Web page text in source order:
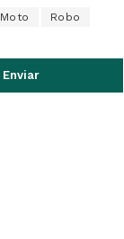
Moto Robo
Enviar